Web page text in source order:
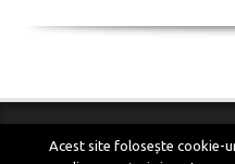
Acest site folosește cookie-